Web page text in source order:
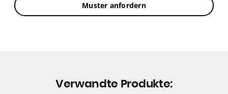
Muster anfordern
Verwandte Produkte: